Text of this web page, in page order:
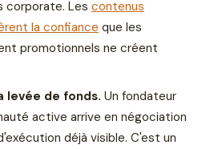
corporate. Les contenus
la confiance que les
promotionnels ne créent
levée de fonds. Un fondateur
active arrive en négociation
déjà visible. C'est un